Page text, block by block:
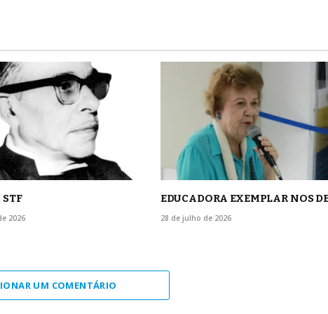
2026
EDUCADORA EXEMPLAR NOS
28 de julho de 2026
UM COMENTÁRIO